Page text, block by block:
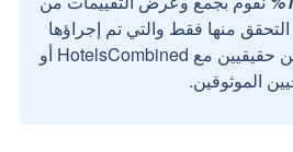
منها فقط والتي تم إجراؤها
بواسطة مستخدمين حقيقيين مع HotelsCombined أو
الموثوقين.